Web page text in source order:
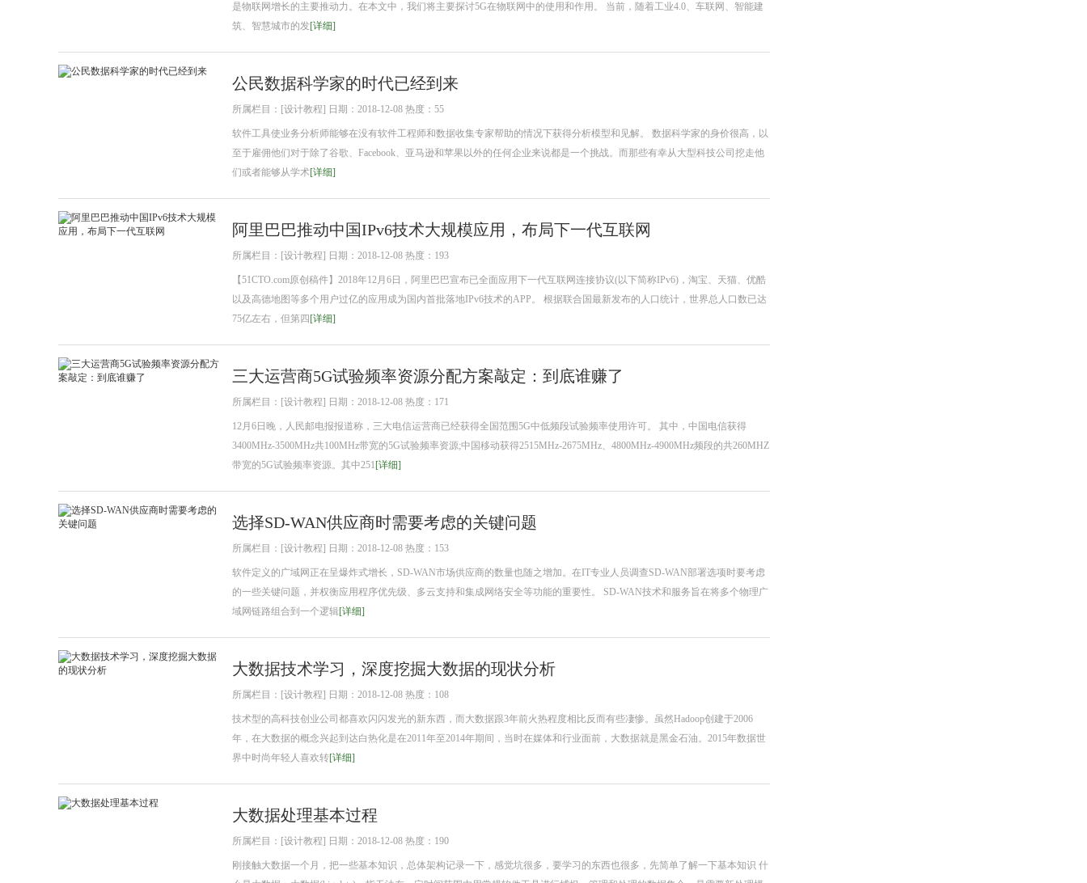
是物联网增长的主要推动力。在本文中，我们将主要探讨5G在物联网中的使用和作用。 当前，随着工业4.0、车联网、智能建
筑、智慧城市的发[详细]
公民数据科学家的时代已经到来
所属栏目：[设计教程] 日期：2018-12-08 热度：55
软件工具使业务分析师能够在没有软件工程师和数据收集专家帮助的情况下获得分析模型和见解。 数据科学家的身价很高，以
至于雇佣他们对于除了谷歌、Facebook、亚马逊和苹果以外的任何企业来说都是一个挑战。而那些有幸从大型科技公司挖走他
们或者能够从学术[详细]
阿里巴巴推动中国IPv6技术大规模应用，布局下一代互联网
所属栏目：[设计教程] 日期：2018-12-08 热度：193
【51CTO.com原创稿件】2018年12月6日，阿里巴巴宣布已全面应用下一代互联网连接协议(以下简称IPv6)，淘宝、天猫、优酷
以及高德地图等多个用户过亿的应用成为国内首批落地IPv6技术的APP。 根据联合国最新发布的人口统计，世界总人口数已达
75亿左右，但第四 [详细]
三大运营商5G试验频率资源分配方案敲定：到底谁赚了
所属栏目：[设计教程] 日期：2018-12-08 热度：171
12月6日晚，人民邮电报报道称，三大电信运营商已经获得全国范围5G中低频段试验频率使用许可。 其中，中国电信获得
3400MHz-3500MHz共100MHz带宽的5G试验频率资源;中国移动获得2515MHz-2675MHz、4800MHz-4900MHz频段的共260MHZ
带宽的5G试验频率资源。其中251[详细]
选择SD-WAN供应商时需要考虑的关键问题
所属栏目：[设计教程] 日期：2018-12-08 热度：153
软件定义的广域网正在呈爆炸式增长，SD-WAN市场供应商的数量也随之增加。在IT专业人员调查SD-WAN部署选项时要考虑
的一些关键问题，并权衡应用程序优先级、多云支持和集成网络安全等功能的重要性。 SD-WAN技术和服务旨在将多个物理广
域网链路组合到一个逻辑[详细]
大数据技术学习，深度挖掘大数据的现状分析
所属栏目：[设计教程] 日期：2018-12-08 热度：108
技术型的高科技创业公司都喜欢闪闪发光的新东西，而大数据跟3年前火热程度相比反而有些凄惨。虽然Hadoop创建于2006
年，在大数据的概念兴起到达白热化是在2011年至2014年期间，当时在媒体和行业面前，大数据就是黑金石油。2015年数据世
界中时尚年轻人喜欢转[详细]
大数据处理基本过程
所属栏目：[设计教程] 日期：2018-12-08 热度：190
刚接触大数据一个月，把一些基本知识，总体架构记录一下，感觉坑很多，要学习的东西也很多，先简单了解一下基本知识 什